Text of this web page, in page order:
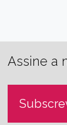
Assine a